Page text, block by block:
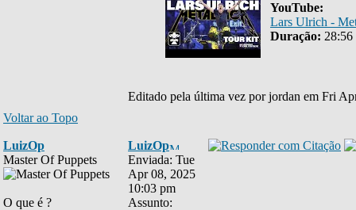
YouTube:
Lars Ulrich -
Duração: 28:56
Editado pela última vez por jordan em Fri
Voltar ao Topo
LuizOp
Master Of Puppets
O que é ?
LuizOp
Enviada: Tue
Apr 08, 2025
10:03 pm
Assunto: